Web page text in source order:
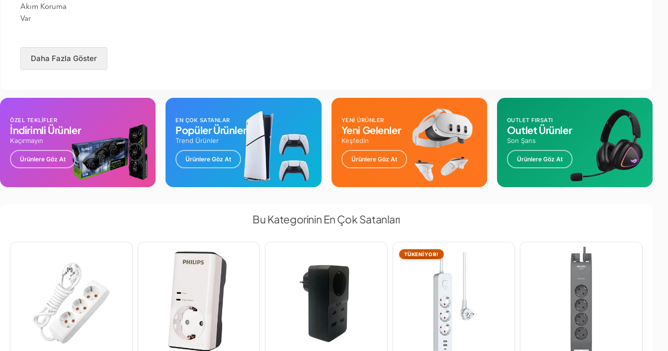
Akım Koruma
Var
Daha Fazla Göster
ÖZEL TEKLİFLER
İndirimli Ürünler
Kaçırmayın
Ürünlere Göz At
EN ÇOK SATANLAR
Popüler Ürünler
Trend Ürünler
Ürünlere Göz At
YENİ ÜRÜNLER
Yeni Gelenler
Keşfedin
Ürünlere Göz At
OUTLET FIRSATI
Outlet Ürünler
Son Şans
Ürünlere Göz At
Bu Kategorinin En Çok Satanları
TÜKENİYOR!